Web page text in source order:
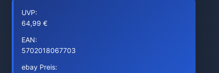
UVP:
64,99 €
EAN:
5702018067703
ebay Preis: